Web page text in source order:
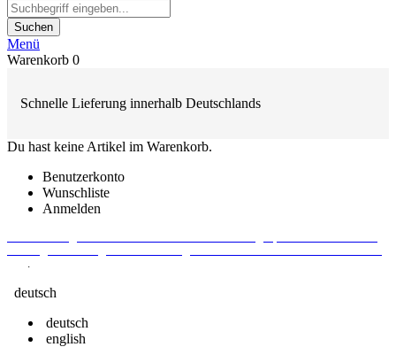
Suchen
Menü
Warenkorb 0
Schnelle Lieferung innerhalb Deutschlands
Du hast keine Artikel im Warenkorb.
Benutzerkonto
Wunschliste
Anmelden
.
deutsch
deutsch
english